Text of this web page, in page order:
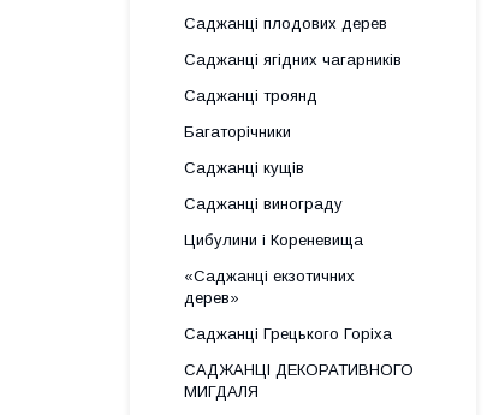
Саджанці плодових дерев
Саджанці ягідних чагарників
Саджанці троянд
Багаторічники
Саджанці кущів
Саджанці винограду
Цибулини і Кореневища
«Саджанці екзотичних
дерев»
Саджанці Грецького Горіха
САДЖАНЦІ ДЕКОРАТИВНОГО
МИГДАЛЯ